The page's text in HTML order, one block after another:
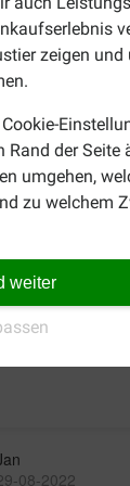
zeigen und
der Seite
umgehen,
zu welchem
weiter
320 - 240
390 - 400
und ist
Sie die
auch
Stöbern
08-2022